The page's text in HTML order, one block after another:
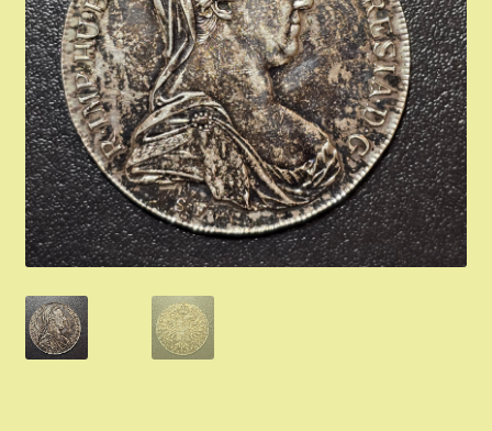
Nous achetons
Nous contacter
Validation de la commande
Vous Vendez
Conditions d’utilisation